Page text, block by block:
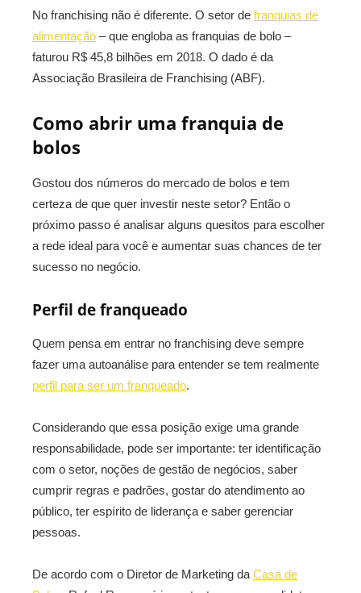
No franchising não é diferente. O setor de franquias de
alimentação – que engloba as franquias de bolo –
faturou R$ 45,8 bilhões em 2018. O dado é da
Associação Brasileira de Franchising (ABF).
Como abrir uma franquia de
bolos
Gostou dos números do mercado de bolos e tem
certeza de que quer investir neste setor? Então o
próximo passo é analisar alguns quesitos para escolher
a rede ideal para você e aumentar suas chances de ter
sucesso no negócio.
Perfil de franqueado
Quem pensa em entrar no franchising deve sempre
fazer uma autoanálise para entender se tem realmente
perfil para ser um franqueado.
Considerando que essa posição exige uma grande
responsabilidade, pode ser importante: ter identificação
com o setor, noções de gestão de negócios, saber
cumprir regras e padrões, gostar do atendimento ao
público, ter espírito de liderança e saber gerenciar
pessoas.
De acordo com o Diretor de Marketing da Casa de